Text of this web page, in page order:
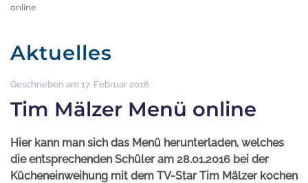
online
Aktuelles
Geschrieben am 17. Februar 2016.
Tim Mälzer Menü online
Hier kann man sich das Menü herunterladen, welches
die entsprechenden Schüler am 28.01.2016 bei der
Kücheneinweihung mit dem TV-Star Tim Mälzer kochen